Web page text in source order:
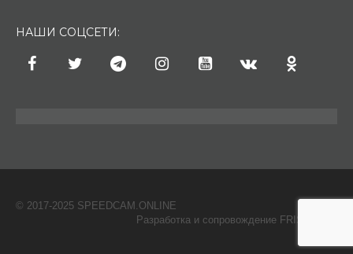
НАШИ СОЦСЕТИ:
© 2017-2025 SPEEDCAM.ONLINE
Разработка и сопровождение FRISH & С